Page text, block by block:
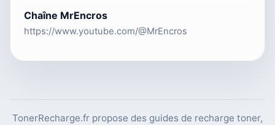
Chaîne MrEncros
https://www.youtube.com/@MrEncros
TonerRecharge.fr propose des guides de recharge toner,